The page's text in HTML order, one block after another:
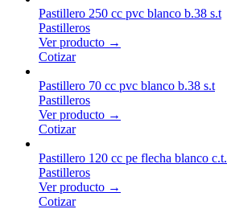
Pastillero 250 cc pvc blanco b.38 s.t
Pastilleros
Ver producto →
Cotizar
Pastillero 70 cc pvc blanco b.38 s.t
Pastilleros
Ver producto →
Cotizar
Pastillero 120 cc pe flecha blanco c.t.
Pastilleros
Ver producto →
Cotizar